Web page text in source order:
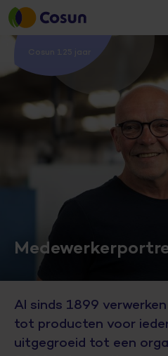
Al sinds 1899
tot producten voor
uitgegroeid tot een